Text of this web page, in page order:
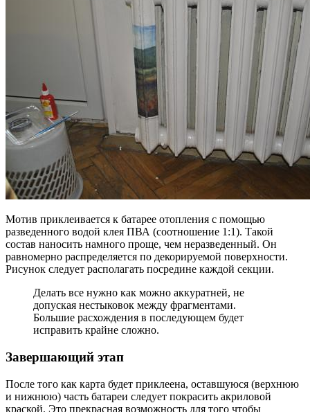
Мотив приклеивается к батарее отопления с помощью
разведенного водой клея ПВА (соотношение 1:1). Такой
состав наносить намного проще, чем неразведенный. Он
равномерно распределяется по декорируемой поверхности.
Рисунок следует располагать посредине каждой секции.
Делать все нужно как можно аккуратней, не
допуская нестыковок между фрагментами.
Большие расхождения в последующем будет
исправить крайне сложно.
Завершающий этап
После того как карта будет приклеена, оставшуюся (верхнюю
и нижнюю) часть батареи следует покрасить акриловой
краской. Это прекрасная возможность для того чтобы